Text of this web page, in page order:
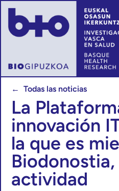
← Todas las noticias
La
innovación
la que es
actividad